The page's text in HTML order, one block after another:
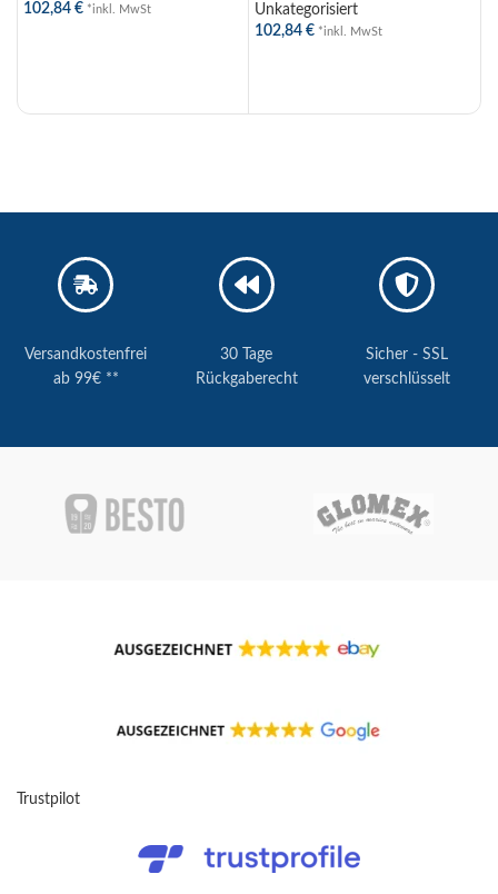
102,84 € *inkl. MwSt
Unkategorisiert
102,84 € *inkl. MwSt
Versandkostenfrei
ab 99€ **
30 Tage
Rückgaberecht
Sicher - SSL
verschlüsselt
Trustpilot